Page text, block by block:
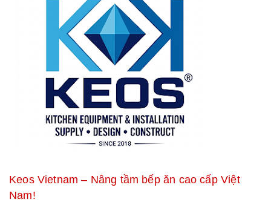
Keos Vietnam – Nâng tầm bếp ăn cao cấp Việt
Nam!